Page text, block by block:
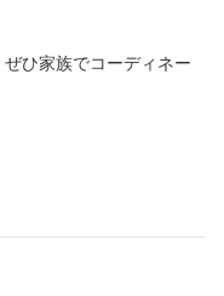
ひ家族でコーディネー